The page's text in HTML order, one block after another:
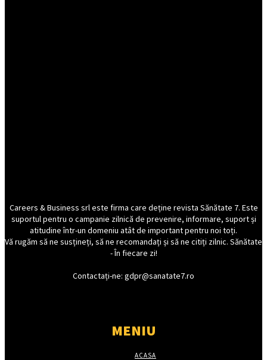
Careers & Business srl este firma care deține revista Sănătate 7. Este
suportul pentru o campanie zilnică de prevenire, informare, suport și
atitudine într-un domeniu atât de important pentru noi toți.
Vă rugăm să ne susțineți, să ne recomandați și să ne citiți zilnic. Sănătate
- În fiecare zi!
Contactați-ne: gdpr@sanatate7.ro
MENIU
ACASA